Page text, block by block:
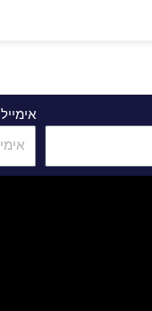
אימייל